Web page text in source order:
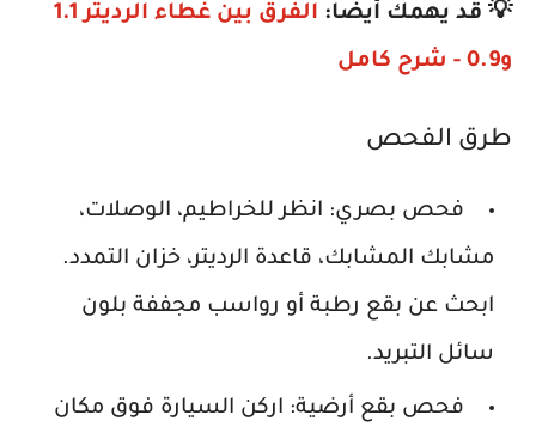
💡 قد يهمك أيضا:
الفرق بين غطاء الرديتر 1.1
و0.9 - شرح كامل
طرق الفحص
فحص بصري: انظر للخراطيم، الوصلات،
مشابك المشابك، قاعدة الرديتر، خزان التمدد.
ابحث عن بقع رطبة أو رواسب مجففة بلون
سائل التبريد.
فحص بقع أرضية: اركن السيارة فوق مكان